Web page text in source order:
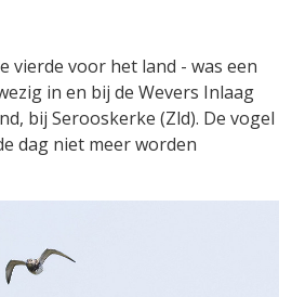
vierde voor het land - was een
in en bij de Wevers Inlaag
bij Serooskerke (Zld). De vogel
dag niet meer worden